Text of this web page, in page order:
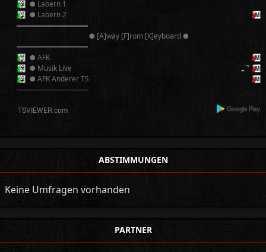
● Labern 1
● Labern 2
══════════
● [A]way [F]rom [K]eyboard ●
══════════
● AFK
● Musik Live
● AFK Anderer TS
──────────
ABSTIMMUNGEN
Keine Umfragen vorhanden
PARTNER